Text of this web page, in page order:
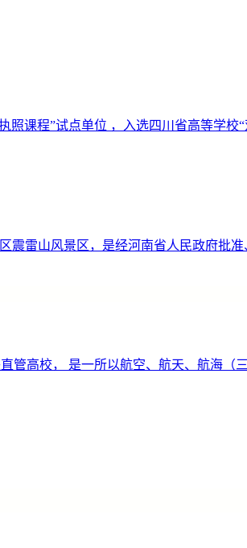
课程”试点单位 ，入选四川省高等学
震雷山风景区，是经河南省人民政府
高校， 是一所以航空、航天、航海（